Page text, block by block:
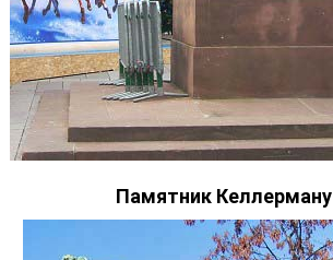
Памятник Келлерману